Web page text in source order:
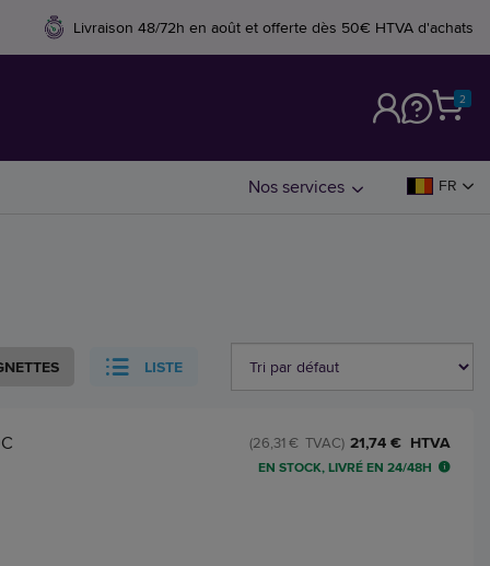
Livraison 48/72h en août et offerte dès 50€ HTVA d'achats
2
Nos services FR
LISTE
21,74 € HTVA
(26,31 € TVAC)
EN STOCK, LIVRÉ EN 24/48H